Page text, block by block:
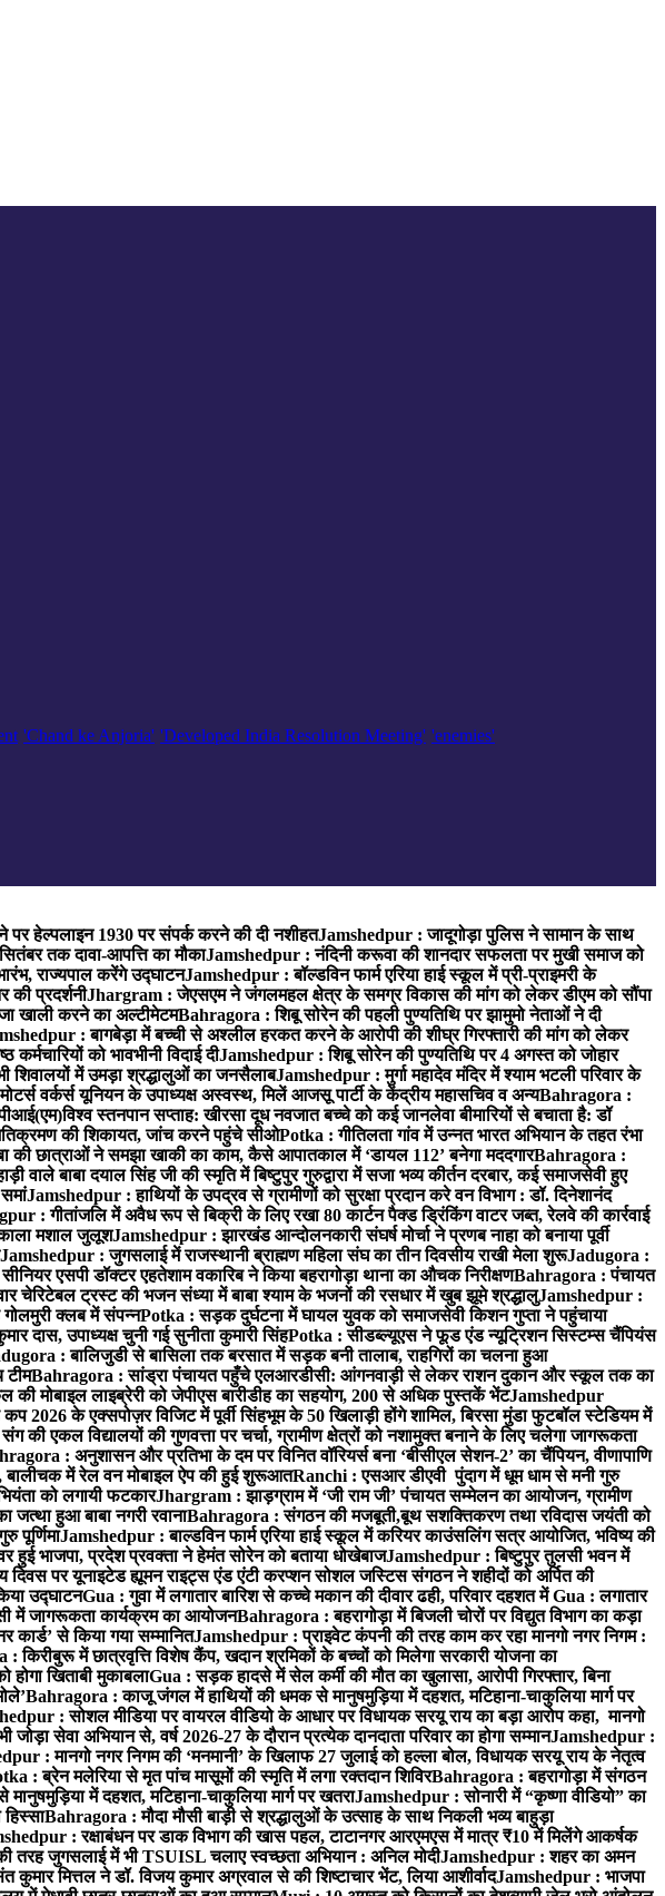
'Chand ke Anjoria' 'Developed India Resolution Meeting' 'enemies'
हेल्पलाइन 1930 पर संपर्क करने की दी नशीहतJamshedpur : जादूगोड़ा पुलिस ने सामान के साथ
तक दावा-आपत्ति का मौकाJamshedpur : नंदिनी करूवा की शानदार सफलता पर मुखी समाज को
राज्यपाल करेंगे उद्घाटनJamshedpur : बॉल्डविन फार्म एरिया हाई स्कूल में प्री-प्राइमरी के
की प्रदर्शनीJhargram : जेएसएम ने जंगलमहल क्षेत्र के समग्र विकास की मांग को लेकर डीएम को सौंपा
खाली करने का अल्टीमेटमBahragora : शिबू सोरेन की पहली पुण्यतिथि पर झामुमो नेताओं ने दी
: बागबेड़ा में बच्ची से अश्लील हरकत करने के आरोपी की शीघ्र गिरफ्तारी की मांग को लेकर
को भावभीनी विदाई दीJamshedpur : शिबू सोरेन की पुण्यतिथि पर 4 अगस्त को जोहार
शिवालयों में उमड़ा श्रद्धालुओं का जनसैलाबJamshedpur : मुर्गा महादेव मंदिर में श्याम भटली परिवार के
वर्कर्स यूनियन के उपाध्यक्ष अस्वस्थ, मिलें आजसू पार्टी के केंद्रीय महासचिव व अन्यBahragora :
विश्व स्तनपान सप्ताह: खीरसा दूध नवजात बच्चे को कई जानलेवा बीमारियों से बचाता है: डॉ
की शिकायत, जांच करने पहुंचे सीओPotka : गीतिलता गांव में उन्नत भारत अभियान के तहत रंभा
की छात्राओं ने समझा खाकी का काम, कैसे आपातकाल में ‘डायल 112’ बनेगा मददगारBahragora :
वाले बाबा दयाल सिंह जी की स्मृति में बिष्टुपुर गुरुद्वारा में सजा भव्य कीर्तन दरबार, कई समाजसेवी हुए
Jamshedpur : हाथियों के उपद्रव से ग्रामीणों को सुरक्षा प्रदान करे वन विभाग : डॉ. दिनेशानंद
: गीतांजलि में अवैध रूप से बिक्री के लिए रखा 80 कार्टन पैक्ड ड्रिंकिंग वाटर जब्त, रेलवे की कार्रवाई
मशाल जुलूशJamshedpur : झारखंड आन्दोलनकारी संघर्ष मोर्चा ने प्रणब नाहा को बनाया पूर्वी
Jamshedpur : जुगसलाई में राजस्थानी ब्राह्मण महिला संघ का तीन दिवसीय राखी मेला शुरूJadugora :
एसपी डॉक्टर एहतेशाम वकारिब ने किया बहरागोड़ा थाना का औचक निरीक्षणBahragora : पंचायत
चेरिटेबल ट्रस्ट की भजन संध्या में बाबा श्याम के भजनों की रसधार में खुब झूमे श्रद्धालुJamshedpur :
क्लब में संपन्नPotka : सड़क दुर्घटना में घायल युवक को समाजसेवी किशन गुप्ता ने पहुंचाया
दास, उपाध्यक्ष चुनी गई सुनीता कुमारी सिंहPotka : सीडब्ल्यूएस ने फूड एंड न्यूट्रिशन सिस्टम्स चैंपियंस
: बालिजुडी से बासिला तक बरसात में सड़क बनी तालाब, राहगिरों का चलना हुआ
टीमBahragora : सांड्रा पंचायत पहुँचे एलआरडीसी: आंगनवाड़ी से लेकर राशन दुकान और स्कूल तक का
की मोबाइल लाइब्रेरी को जेपीएस बारीडीह का सहयोग, 200 से अधिक पुस्तकें भेंटJamshedpur
2026 के एक्सपोज़र विजिट में पूर्वी सिंहभूम के 50 खिलाड़ी होंगे शामिल, बिरसा मुंडा फुटबॉल स्टेडियम में
की एकल विद्यालयों की गुणवत्ता पर चर्चा, ग्रामीण क्षेत्रों को नशामुक्त बनाने के लिए चलेगा जागरूकता
: अनुशासन और प्रतिभा के दम पर विनित वॉरियर्स बना ‘बीसीएल सेशन-2’ का चैंपियन, वीणापाणि
बालीचक में रेल वन मोबाइल ऐप की हुई शुरूआतRanchi : एसआर डीएवी पुंदाग में धूम धाम से मनी गुरु
को लगायी फटकारJhargram : झाड़ग्राम में ‘जी राम जी’ पंचायत सम्मेलन का आयोजन, ग्रामीण
हुआ बाबा नगरी रवानाBahragora : संगठन की मजबूती,बूथ सशक्तिकरण तथा रविदास जयंती को
पूर्णिमाJamshedpur : बाल्डविन फार्म एरिया हाई स्कूल में करियर काउंसलिंग सत्र आयोजित, भविष्य की
भाजपा, प्रदेश प्रवक्ता ने हेमंत सोरेन को बताया धोखेबाजJamshedpur : बिष्टुपुर तुलसी भवन में
पर यूनाइटेड ह्यूमन राइट्स एंड एंटी करप्शन सोशल जस्टिस संगठन ने शहीदों को अर्पित की
उद्घाटनGua : गुवा में लगातार बारिश से कच्चे मकान की दीवार ढही, परिवार दहशत मेंGua : लगातार
में जागरूकता कार्यक्रम का आयोजनBahragora : बहरागोड़ा में बिजली चोरों पर विद्युत विभाग का कड़ा
कार्ड’ से किया गया सम्मानितJamshedpur : प्राइवेट कंपनी की तरह काम कर रहा मानगो नगर निगम :
: किरीबुरू में छात्रवृत्ति विशेष कैंप, खदान श्रमिकों के बच्चों को मिलेगा सरकारी योजना का
खिताबी मुकाबलाGua : सड़क हादसे में सेल कर्मी की मौत का खुलासा, आरोपी गिरफ्तार, बिना
Bahragora : काजू जंगल में हाथियों की धमक से मानुषमुड़िया में दहशत, मटिहाना-चाकुलिया मार्ग पर
: सोशल मीडिया पर वायरल वीडियो के आधार पर विधायक सरयू राय का बड़ा आरोप कहा, मानगो
सेवा अभियान से, वर्ष 2026-27 के दौरान प्रत्येक दानदाता परिवार का होगा सम्मानJamshedpur :
: मानगो नगर निगम की ‘मनमानी’ के खिलाफ 27 जुलाई को हल्ला बोल, विधायक सरयू राय के नेतृत्व
: ब्रेन मलेरिया से मृत पांच मासूमों की स्मृति में लगा रक्तदान शिविरBahragora : बहरागोड़ा में संगठन
में दहशत, मटिहाना-चाकुलिया मार्ग पर खतराJamshedpur : सोनारी में “कृष्णा वीडियो” का
Bahragora : मौदा मौसी बाड़ी से श्रद्धालुओं के उत्साह के साथ निकली भव्य बाहुड़ा
: रक्षाबंधन पर डाक विभाग की खास पहल, टाटानगर आरएमएस में मात्र ₹10 में मिलेंगे आकर्षक
तरह जुगसलाई में भी TSUISL चलाए स्वच्छता अभियान : अनिल मोदीJamshedpur : शहर का अमन
मित्तल ने डॉ. विजय कुमार अग्रवाल से की शिष्टाचार भेंट, लिया आशीर्वादJamshedpur : भाजपा